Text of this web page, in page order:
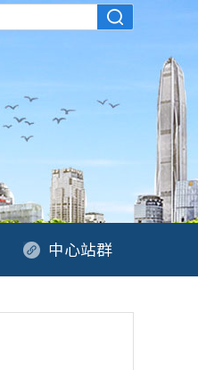
中心站群